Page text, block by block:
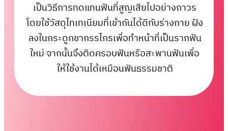
เป็นวิธีการทดแทนฟันที่สูญเสียไปอย่างถาวร
โดยใช้วัสดุไทเทเนียมที่เข้ากันได้ดีกับร่างกาย ฝัง
ลงในกระดูกขากรรไกรเพื่อทำหน้าที่เป็นรากฟัน
ใหม่ จากนั้นจึงติดครอบฟันหรือสะพานฟันเพื่อ
ให้ใช้งานได้เหมือนฟันธรรมชาติ